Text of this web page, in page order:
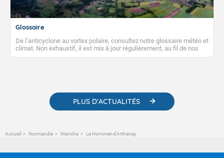
Glossaire
De l’anticyclone au vortex polaire, consultez notre glossaire météo et
climat. Non exhaustif, il est mis à jour régulièrement, au fil de nos
publications. Vous y trouverez également des liens utiles vers nos
PLUS D'ACTUALITÉS
Accueil Normandie Manche Le Hommet-d'Arthenay